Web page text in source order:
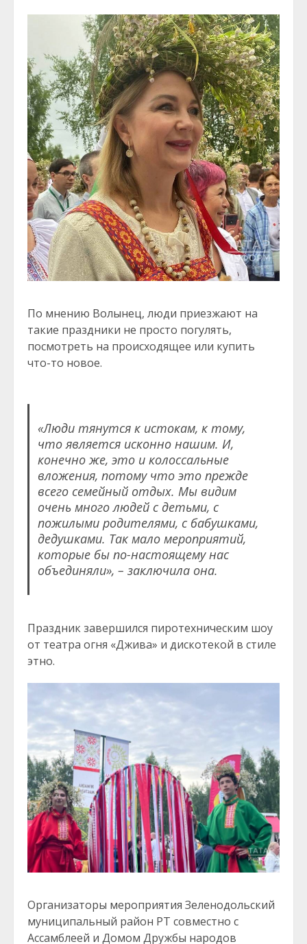
По мнению Волынец, люди приезжают на
такие праздники не просто погулять,
посмотреть на происходящее или купить
что-то новое.
«Люди тянутся к истокам, к тому,
что является исконно нашим. И,
конечно же, это и колоссальные
вложения, потому что это прежде
всего семейный отдых. Мы видим
очень много людей с детьми, с
пожилыми родителями, с бабушками,
дедушками. Так мало мероприятий,
которые бы по-настоящему нас
объединяли», – заключила она.
Праздник завершился пиротехническим шоу
от театра огня «Джива» и дискотекой в стиле
этно.
Организаторы мероприятия Зеленодольский
муниципальный район РТ совместно с
Ассамблеей и Домом Дружбы народов